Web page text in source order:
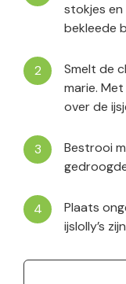
stokjes
bekleede
Smelt de
marie.
over de
Bestrooi
Plaats
ijslolly’s